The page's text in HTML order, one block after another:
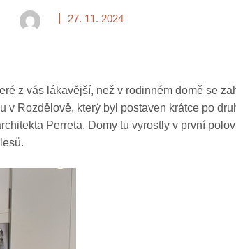
27. 11. 2024
z vás lákavější, než v rodinném domě se
Rozdělově, který byl postaven krátce po
Perreta. Domy tu vyrostly v první